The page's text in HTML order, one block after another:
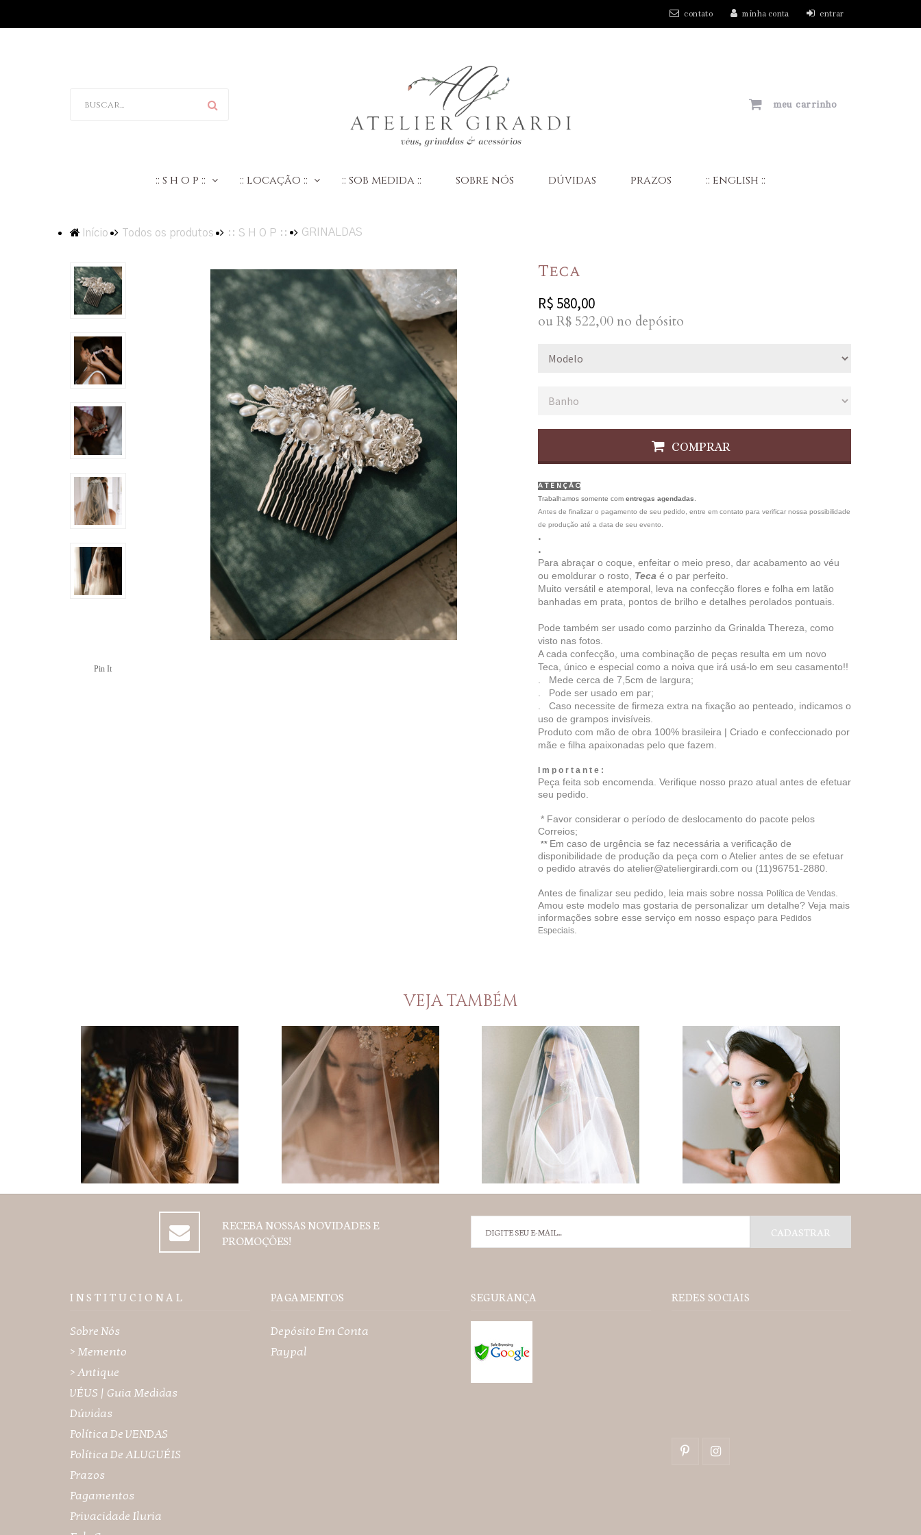
contato minha conta entrar
meu carrinho
:: s h o p :: :: locação :: :: sob medida :: sobre nós dúvidas prazos :: english ::
Início Todos os produtos :: S H O P :: GRINALDAS
Pin It
Teca
R$ 580,00
ou R$ 522,00 no depósito
COMPRAR
A T E N Ç Ã O
Trabalhamos somente com entregas agendadas
Antes de finalizar o pagamento de seu pedido, entre em contato para verificar nossa possibilidade
de produção até a data de seu evento.
.
.
Para abraçar o coque, enfeitar o meio preso, dar acabamento ao véu
ou emoldurar o rosto, Teca é o par perfeito.
Muito versátil e atemporal, leva na confecção flores e folha em latão
banhadas em prata, pontos de brilho e detalhes perolados pontuais.
Pode também ser usado como parzinho da Grinalda Thereza, como
visto nas fotos.
A cada confecção, uma combinação de peças resulta em um novo
Teca, único e especial como a noiva que irá usá-lo em seu casamento!!
. Mede cerca de 7,5cm de largura;
. Pode ser usado em par;
. Caso necessite de firmeza extra na fixação ao penteado, indicamos o
uso de grampos invisíveis.
Produto com mão de obra 100% brasileira | Criado e confeccionado por
mãe e filha apaixonadas pelo que fazem.
I m p o r t a n t e :
Peça feita sob encomenda. Verifique nosso prazo atual antes de efetuar
seu pedido.
* Favor considerar o período de deslocamento do pacote pelos
Correios;
** Em caso de urgência se faz necessária a verificação de
disponibilidade de produção da peça com o Atelier antes de se efetuar
o pedido através do atelier@ateliergirardi.com ou (11)96751-2880.
Antes de finalizar seu pedido, leia mais sobre nossa Política de Vendas.
Amou este modelo mas gostaria de personalizar um detalhe? Veja mais
informações sobre esse serviço em nosso espaço para Pedidos
Especiais.
VEJA TAMBÉM
RECEBA NOSSAS NOVIDADES E
PROMOÇÕES!
I N S T I T U C I O N A L
Sobre Nós
> Memento
> Antique
VÉUS | Guia Medidas
Dúvidas
Política De VENDAS
Política De ALUGUÉIS
Prazos
Pagamentos
Privacidade Iluria
PAGAMENTOS
Depósito Em Conta
Paypal
SEGURANÇA REDES SOCIAIS